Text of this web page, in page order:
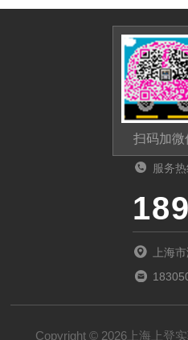
扫码加微
服务
上海
1555
Copyright © 2026上海上登